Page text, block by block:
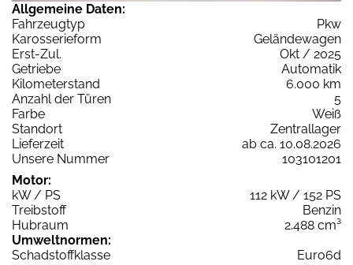
Allgemeine Daten:
Fahrzeugtyp
Pkw
Karosserieform
Geländewagen
Erst-Zul.
Okt / 2025
Getriebe
Automatik
Kilometerstand
6.000 km
Anzahl der Türen
5
Farbe
Weiß
Standort
Zentrallager
Lieferzeit
ab ca. 10.08.2026
Unsere Nummer
103101201
Motor:
kW / PS
112 kW / 152 PS
Treibstoff
Benzin
Hubraum
2.488 cm³
Umweltnormen:
Schadstoffklasse
Euro6d